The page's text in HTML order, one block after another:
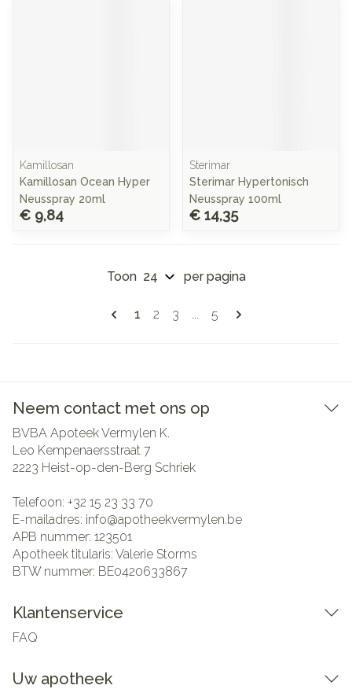
Kamillosan
Kamillosan Ocean Hyper
Neusspray 20ml
€ 9,84
Sterimar
Sterimar Hypertonisch
Neusspray 100ml
€ 14,35
Pagina's
U lees momenteel pagina
1 Pagina
2 Pagina
3 ... Pagina
5
Toon per pagina
Neem contact met ons op
BVBA Apoteek Vermylen K.
Leo Kempenaersstraat 7
2223 Heist-op-den-Berg Schriek
Telefoon: +32 15 23 33 70
E-mailadres: info@apotheekvermylen.be
APB nummer: 123501
Apotheek titularis: Valerie Storms
BTW nummer: BE0420633867
Klantenservice
FAQ
Uw apotheek